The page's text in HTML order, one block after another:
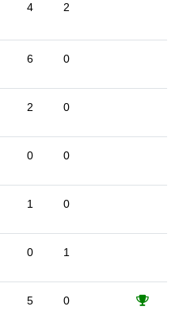
4 2
6 0
2 0
0 0
1 0
0 1
5 0